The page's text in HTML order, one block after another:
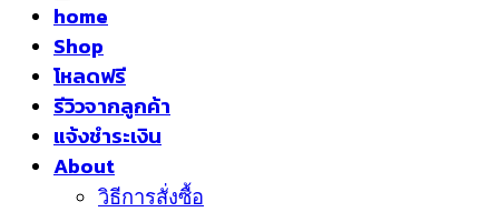
home
Shop
โหลดฟรี
รีวิวจากลูกค้า
แจ้งชำระเงิน
About
วิธีการสั่งซื้อ